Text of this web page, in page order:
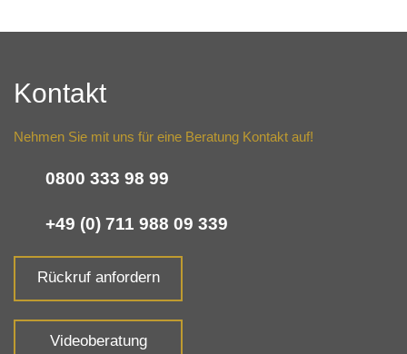
Kontakt
Nehmen Sie mit uns für eine Beratung Kontakt auf!
0800 333 98 99
+49 (0) 711 988 09 339
Rückruf anfordern
Videoberatung